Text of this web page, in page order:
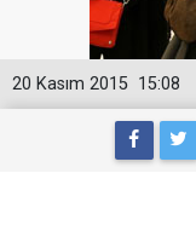
15:08
20 Kasım 2015